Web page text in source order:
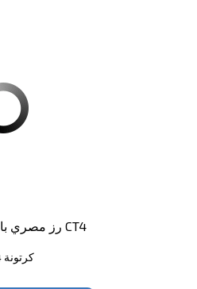
رز مصري بالدو صباح 4.5كغ CT4
كرتونة 4 قطع